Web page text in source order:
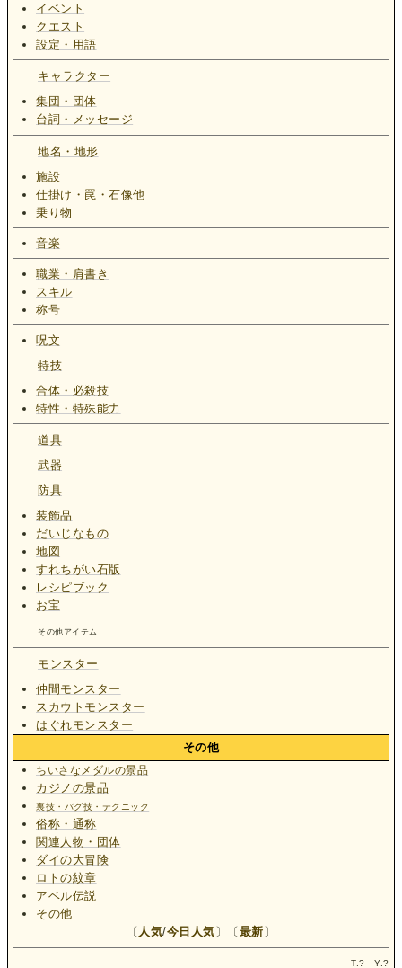
イベント
クエスト
設定・用語
キャラクター
集団・団体
台詞・メッセージ
地名・地形
施設
仕掛け・罠・石像他
乗り物
音楽
職業・肩書き
スキル
称号
呪文
特技
合体・必殺技
特性・特殊能力
道具
武器
防具
装飾品
だいじなもの
地図
すれちがい石版
レシピブック
お宝
その他アイテム
モンスター
仲間モンスター
スカウトモンスター
はぐれモンスター
その他
ちいさなメダルの景品
カジノの景品
裏技・バグ技・テクニック
俗称・通称
関連人物・団体
ダイの大冒険
ロトの紋章
アベル伝説
その他
〔 人気/今日人気 〕〔 最新 〕
T.? Y.?